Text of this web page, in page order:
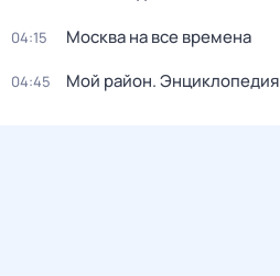
04:15 Москва на все времена
04:45 Мой район. Энциклопедия